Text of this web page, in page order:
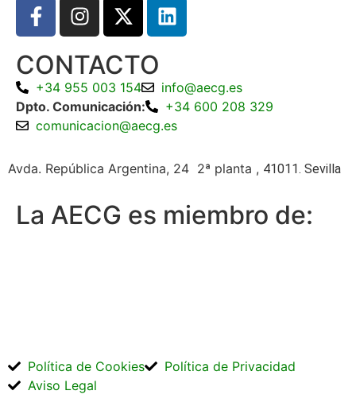
CONTACTO
+34 955 003 154
info@aecg.es
Dpto. Comunicación:
+34 600 208 329
comunicacion@aecg.es
Avda. República Argentina, 24 2ª planta , 41011. Sevilla
La AECG es miembro de:
Política de Cookies
Política de Privacidad
Aviso Legal